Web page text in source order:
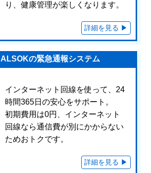
り、健康管理が楽しくなります。
ALSOKの緊急通報システム
インターネット回線を使って、24
時間365日の安心をサポート。
初期費用は0円、インターネット
回線なら通信費が別にかからない
ためおトクです。